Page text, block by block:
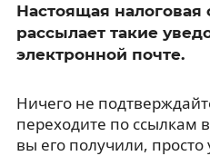
Настоящая налоговая
рассылает такие
электронной почте.
Ничего не
переходите по ссылкам
вы его получили, просто